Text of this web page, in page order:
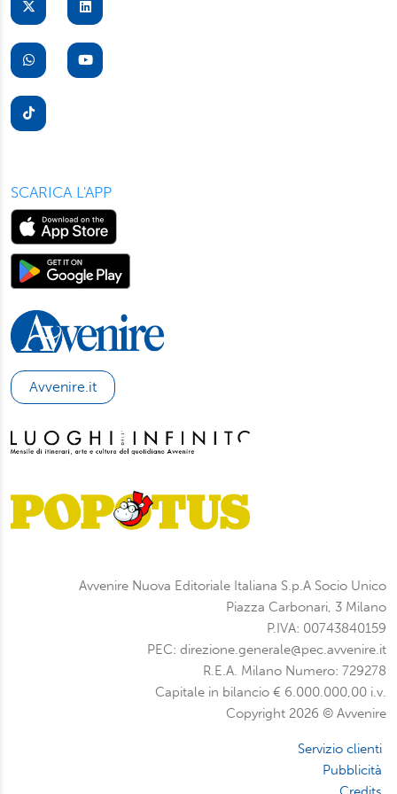
suo dispositivo. Potrà modificare in ogni momento le sue
presente in ogni pagina del nostro sito. Per maggior
informazioni sul trattamento dei suoi dati visiti la nostra
informativa privacy
SCARICA L'APP
Avvenire.it
Avvenire Nuova Editoriale Italiana S.p.A Socio Unico
Piazza Carbonari, 3 Milano
P.IVA: 00743840159
PEC: direzione.generale@pec.avvenire.it
R.E.A. Milano Numero: 729278
Capitale in bilancio € 6.000.000,00 i.v.
Copyright 2026 © Avvenire
Servizio clienti
Pubblicità